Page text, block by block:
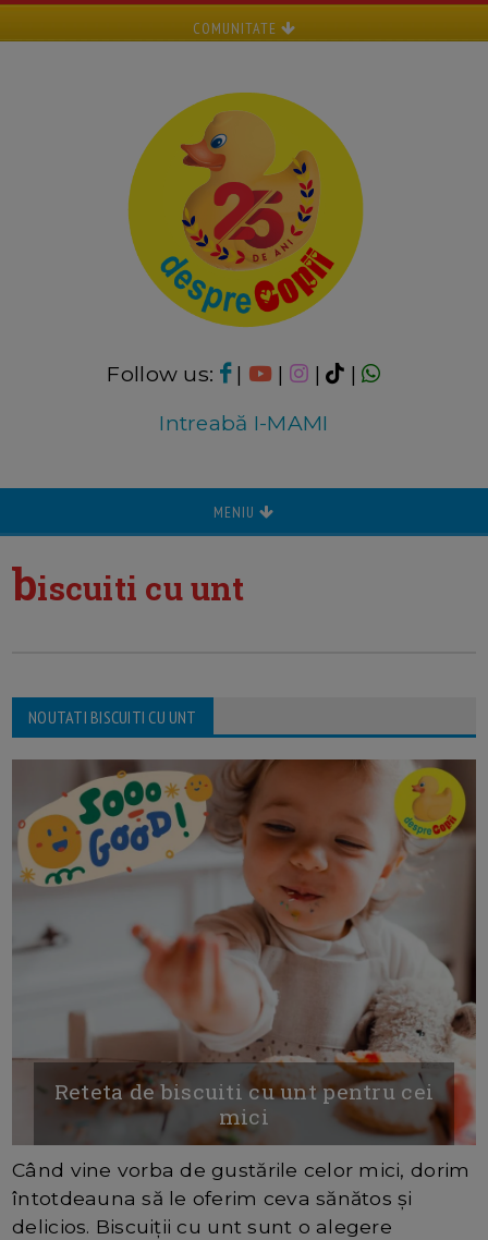
COMUNITATE
Follow us: | | |
|
Intreabă I-MAMI
MENIU
biscuiti cu unt
NOUTATI BISCUITI CU UNT
Reteta de biscuiti cu unt pentru cei
mici
Când vine vorba de gustările celor mici, dorim
întotdeauna să le oferim ceva sănătos și
delicios. Biscuiții cu unt sunt o alegere